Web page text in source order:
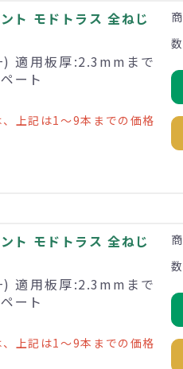
ト モドトラス 全ねじ
適用板厚:2.3mmまで
ート
上記は1～9本までの価格
ト モドトラス 全ねじ
適用板厚:2.3mmまで
ート
上記は1～9本までの価格